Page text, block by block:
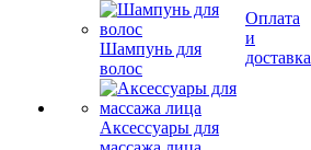
Шампунь для
волос
Аксессуары для
Оплата
и
доставка